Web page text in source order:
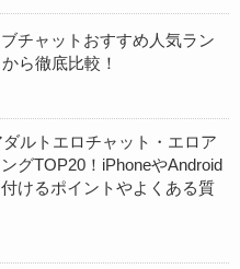
チャットおすすめ人気ラン
ら徹底比較！
ダルトエロチャット・エロア
グTOP20！iPhoneやAndroid
けるポイントやよくある質